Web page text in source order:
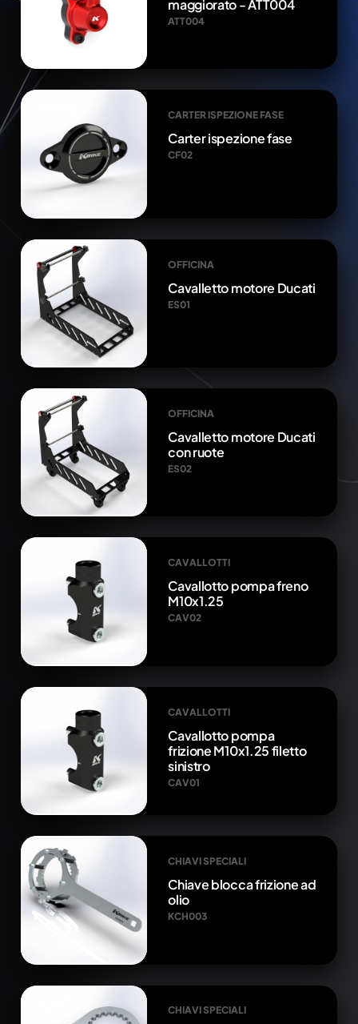
maggiorato - ATT004
ATT004
CARTER ISPEZIONE FASE
Carter ispezione fase
CF02
OFFICINA
Cavalletto motore Ducati
ES01
OFFICINA
Cavalletto motore Ducati
con ruote
ES02
CAVALLOTTI
Cavallotto pompa freno
M10x1.25
CAV02
CAVALLOTTI
Cavallotto pompa
frizione M10x1.25 filetto
sinistro
CAV01
CHIAVI SPECIALI
Chiave blocca frizione ad
olio
KCH003
CHIAVI SPECIALI